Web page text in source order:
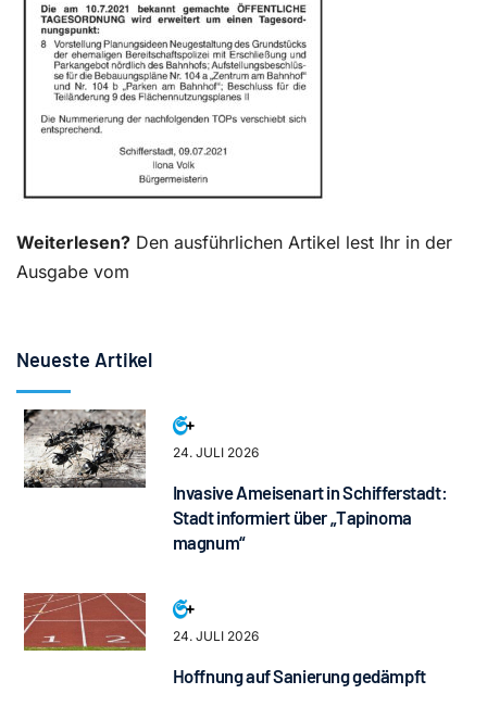
Weiterlesen? Den ausführlichen Artikel lest Ihr in der
Ausgabe vom
Neueste Artikel
24. JULI 2026
Invasive Ameisenart in Schifferstadt:
Stadt informiert über „Tapinoma
magnum“
24. JULI 2026
Hoffnung auf Sanierung gedämpft